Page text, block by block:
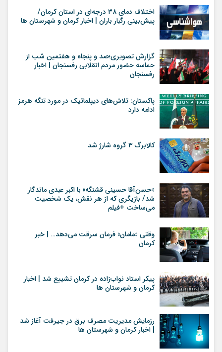
اختلاف دمای ۳۸ درجه‌ای در استان کرمان/
پیش‌بینی رگبار باران | اخبار کرمان و شهرستان ها
گزارش تصویری؛صد و پنجاه و هفتمین شب از
حماسه حضور مردم انقلابی رفسنجان | اخبار
رفسنجان
پاکستان: تلاش‌های دیپلماتیک در مورد تنگه هرمز
ادامه دارد
کالابرگ ۳ گروه شارژ شد
«حسن‌آقا حسینی قشنگه» با اکبر عبدی ماندگار
شد/ بازیگری که از هر نقش، یک شخصیت
می‌ساخت +فیلم
وقتی «مامان» فرمان سرقت می‌دهد… | خبر
کرمان
پیکر استاد نواب‌زاده در کرمان تشییع شد | اخبار
کرمان و شهرستان ها
رزمایش مدیریت مصرف برق در جیرفت آغاز شد
| اخبار کرمان و شهرستان ها